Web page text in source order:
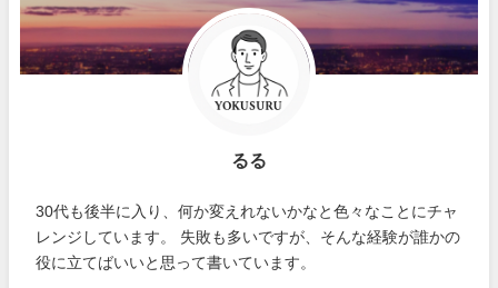
るる
30代も後半に入り、何か変えれないかなと色々なことにチャ
レンジしています。 失敗も多いですが、そんな経験が誰かの
役に立てばいいと思って書いています。